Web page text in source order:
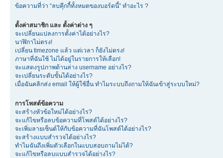
ข้อความที่ว่า “ลบคุีกกี้ทั้งหมดของบอร์ดนี้” ทำอะไร ?
ตั้งค่าสมาชิก และ ตั้งค่าต่าง ๆ
จะเปลี่ยนแปลงการตั้งค่าได้อย่างไร?
นาฬิกาไม่ตรง!
เปลี่ยน timezone แล้ว แต่เวลา ก็ยังไม่ตรง!
ภาษาที่ฉันใช้ ไม่ได้อยู่ในรายการให้เลือก!
จะแสดงรูปภาพด้านล่าง username อย่างไร?
จะเปลี่ยนระดับขั้นได้อย่างไร?
เมื่อฉันคลิกส่ง email ให้ผู้ใช้อื่น ทำไมระบบถึงถามให้ฉันเข้าสู่ระบบใหม่?
การโพสต์ข้อความ
จะสร้างหัวข้อใหม่ได้อย่างไร?
จะแก้ไขหรือลบข้อความที่โพสต์ได้อย่างไร?
จะเพิ่มลายเซ็นต์ให้กับข้อความที่ฉันโพสต์ได้อย่างไร?
จะสร้างแบบสำรวจได้อย่างไร?
ทำไมฉันถึงเพิ่มตัวเลือกในแบบสอบถามไม่ได้?
จะแก้ไขหรือลบแบบสำรวจได้อย่างไร?